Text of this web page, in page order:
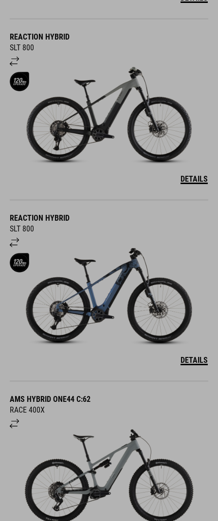
REACTION HYBRID
SLT 800
DETAILS
REACTION HYBRID
SLT 800
DETAILS
AMS HYBRID ONE44 C:62
RACE 400X